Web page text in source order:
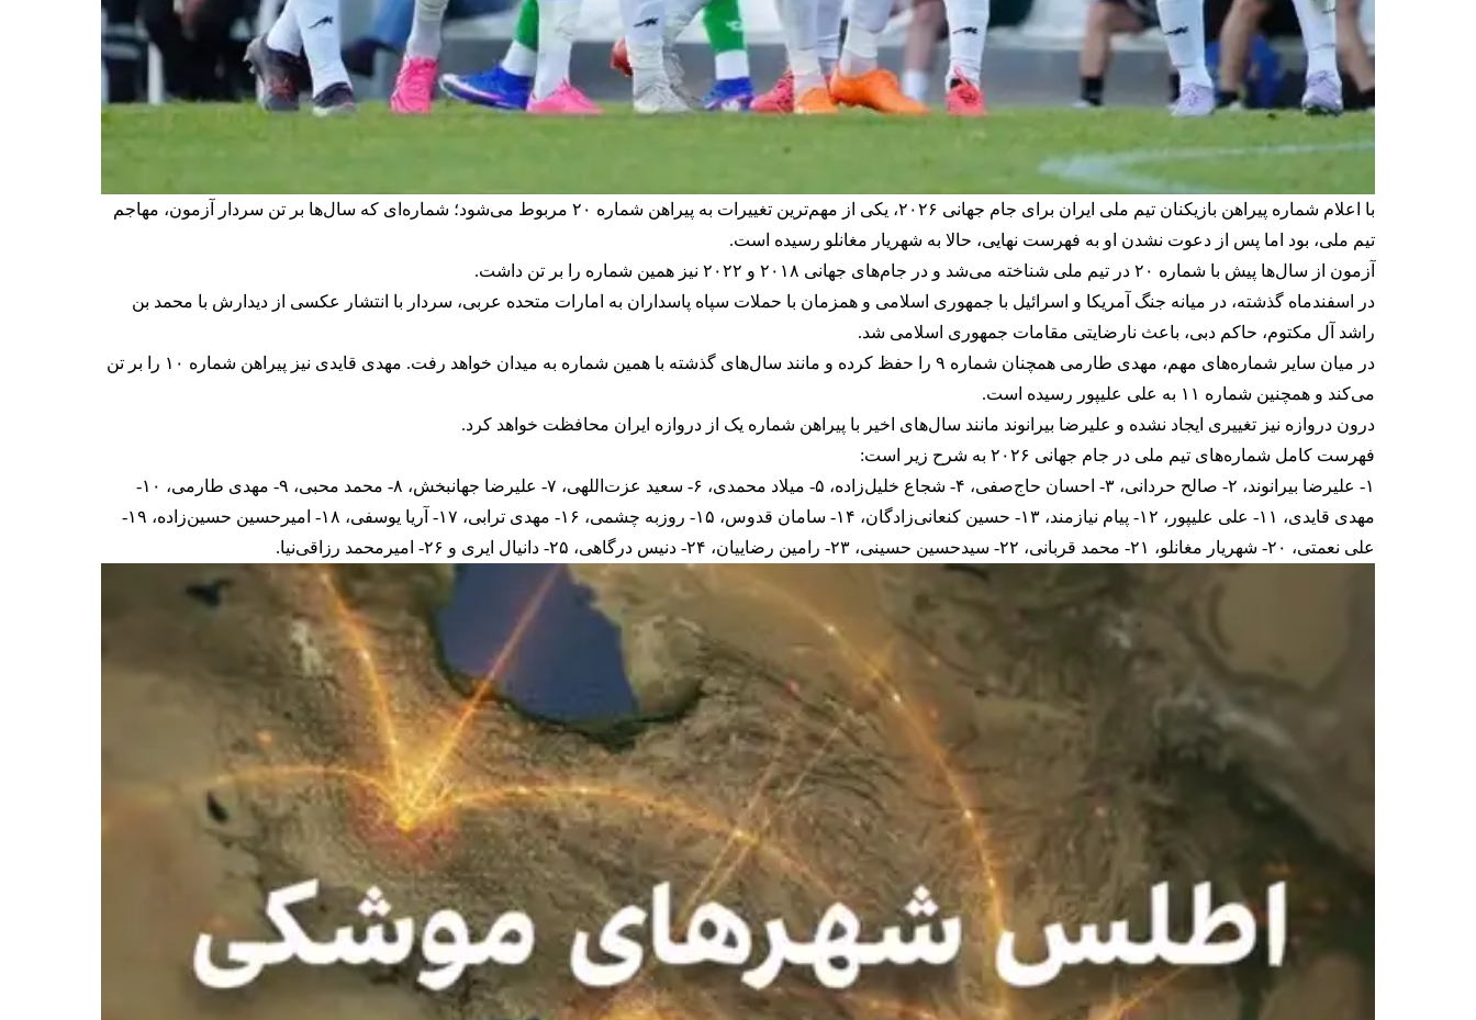
با اعلام شماره پیراهن بازیکنان تیم ملی ایران برای جام جهانی ۲۰۲۶، یکی از مهم‌ترین تغییرات به پیراهن شماره ۲۰ مربوط می‌شود؛ شماره‌ای که سال‌ها بر تن سردار آزمون، مهاجم
تیم ملی، بود اما پس از دعوت نشدن او به فهرست نهایی، حالا به شهریار مغانلو رسیده است.
آزمون از سال‌ها پیش با شماره ۲۰ در تیم ملی شناخته می‌شد و در جام‌های جهانی ۲۰۱۸ و ۲۰۲۲ نیز همین شماره را بر تن داشت.
در اسفندماه گذشته، در میانه جنگ آمریکا و اسرائیل با جمهوری اسلامی و همزمان با حملات سپاه پاسداران به امارات متحده عربی، سردار با انتشار عکسی از دیدارش با محمد بن
راشد آل مکتوم، حاکم دبی، باعث نارضایتی مقامات جمهوری اسلامی شد.
در میان سایر شماره‌های مهم، مهدی طارمی همچنان شماره ۹ را حفظ کرده و مانند سال‌های گذشته با همین شماره به میدان خواهد رفت. مهدی قایدی نیز پیراهن شماره ۱۰ را بر تن
می‌کند و همچنین شماره ۱۱ به علی علیپور رسیده است.
درون دروازه نیز تغییری ایجاد نشده و علیرضا بیرانوند مانند سال‌های اخیر با پیراهن شماره یک از دروازه ایران محافظت خواهد کرد.
فهرست کامل شماره‌های تیم ملی در جام جهانی ۲۰۲۶ به شرح زیر است:
۱- علیرضا بیرانوند، ۲- صالح حردانی، ۳- احسان حاج‌صفی، ۴- شجاع خلیل‌زاده، ۵- میلاد محمدی، ۶- سعید عزت‌اللهی، ۷- علیرضا جهانبخش، ۸- محمد محبی، ۹- مهدی طارمی، ۱۰-
مهدی قایدی، ۱۱- علی علیپور، ۱۲- پیام نیازمند، ۱۳- حسین کنعانی‌زادگان، ۱۴- سامان قدوس، ۱۵- روزبه چشمی، ۱۶- مهدی ترابی، ۱۷- آریا یوسفی، ۱۸- امیرحسین حسین‌زاده، ۱۹-
علی نعمتی، ۲۰- شهریار مغانلو، ۲۱- محمد قربانی، ۲۲- سیدحسین حسینی، ۲۳- رامین رضاییان، ۲۴- دنیس درگاهی، ۲۵- دانیال ایری و ۲۶- امیرمحمد رزاقی‌نیا.